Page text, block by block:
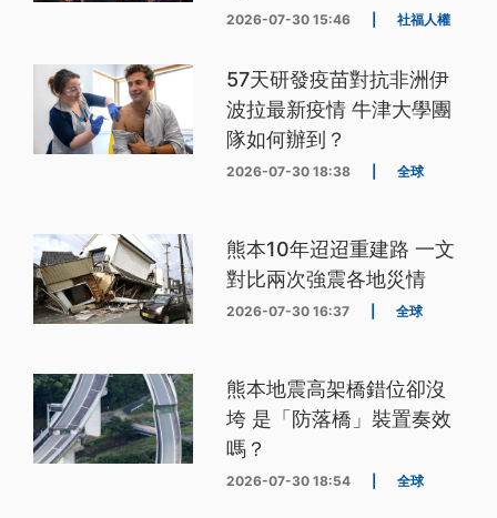
2026-07-30 15:46 社福人權
57天研發疫苗對抗非洲伊
波拉最新疫情 牛津大學團
隊如何辦到？
2026-07-30 18:38 全球
熊本10年迢迢重建路 一文
對比兩次強震各地災情
2026-07-30 16:37 全球
熊本地震高架橋錯位卻沒
垮 是「防落橋」裝置奏效
嗎？
2026-07-30 18:54 全球